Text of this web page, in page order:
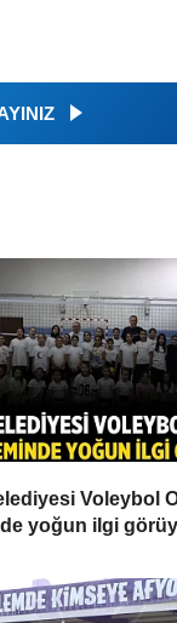
Voleybol
yoğun ilgi